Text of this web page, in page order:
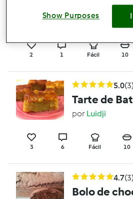
(invertido)
porJOCA.
2 1 Fácil 10
5.0
Tarte de
por Luidji
3 6 Fácil 10
4.7
Bolo de
Show Purposes